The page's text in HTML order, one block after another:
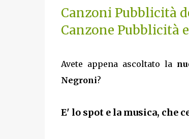
Canzoni Pubblicità
Canzone Pubblicità
Avete appena ascoltato la
Negroni?
E' lo spot e la musica, che